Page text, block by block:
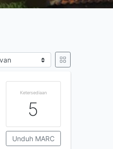
Ketersediaan
5
Unduh MARC